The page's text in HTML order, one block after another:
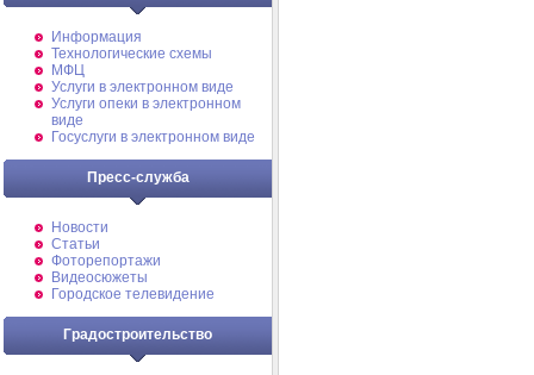
Информация
Технологические схемы
МФЦ
Услуги в электронном виде
Услуги опеки в электронном
виде
Госуслуги в электронном виде
Пресс-служба
Новости
Статьи
Фоторепортажи
Видеосюжеты
Городское телевидение
Градостроительство